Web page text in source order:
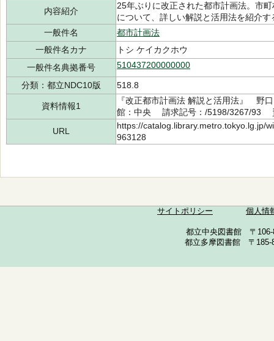
内容紹介
25年ぶりに改正された都市計画法。市
について、詳しい解説と活用法を紹介す
一般件名
都市計画法
一般件名カナ
トシ ケイカクホウ
一般件名典拠番号
510437200000000
分類：都立NDC10版 518.8
資料情報1
『改正都市計画法 解説と活用法』
館：中央 請求記号：/5198/3267/93
URL
https://catalog.library.metro.tokyo.lg.jp/
963128
サイトポリシー 個人情
都立中央図書館 〒
都立多摩図書館 〒185-